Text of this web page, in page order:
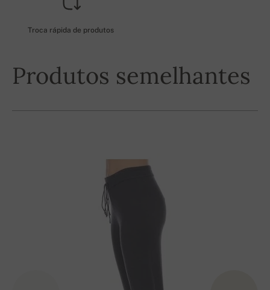
Troca rápida de produtos
Produtos semelhantes